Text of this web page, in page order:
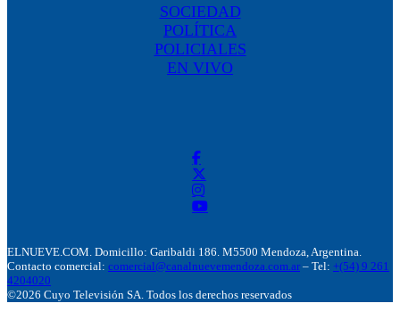
SOCIEDAD
POLÍTICA
POLICIALES
EN VIVO
ELNUEVE.COM. Domicillo: Garibaldi 186. M5500 Mendoza, Argentina.
Contacto comercial: comercial@canalnuevemendoza.com.ar – Tel: +(54) 9 261
4204020
©2026 Cuyo Televisión SA. Todos los derechos reservados